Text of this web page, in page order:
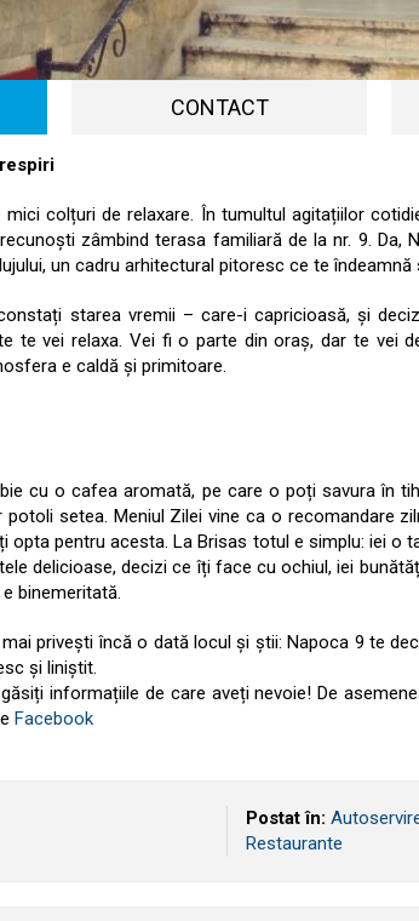
CONTACT
colțuri de relaxare. În tumultul agitațiilor
zâmbind terasa familiară de la nr. 9. Da,
un cadru arhitectural pitoresc ce te
starea vremii – care-i capricioasă, și
te vei relaxa. Vei fi o parte din oraș, dar te vei
e caldă și primitoare.
cu o cafea aromată, pe care o poți savura în
potoli setea. Meniul Zilei vine ca o recomandare
opta pentru acesta. La Brisas totul e simplu: iei o
delicioase, decizi ce îți face cu ochiul, iei
binemeritată.
privești încă o dată locul și știi: Napoca 9 te
și liniștit.
informațiile de care aveți nevoie! De
Facebook
Postat în:
Restaurante